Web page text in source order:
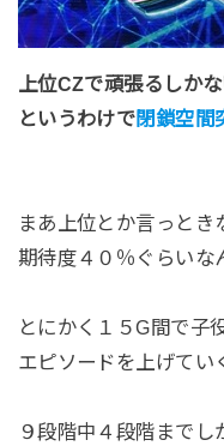
上位CZで頑張るしかな
というわけで閉鎖空間
まあ上位とか言っとき
期待度４０％ぐらいな
とにかく１５G間で子
エピソードを上げてい
９段階中４段階までし